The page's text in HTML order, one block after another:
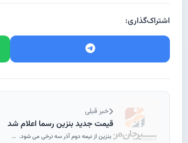
اشتراک‌گذاری:
خبر قبلی
قیمت جدید بنزین رسما اعلام شد
بنزین از نیمه دوم آذر سه نرخی می شود. ...